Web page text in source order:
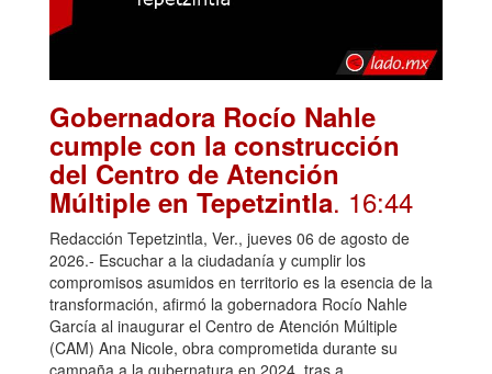
Gobernadora Rocío Nahle
cumple con la construcción
del Centro de Atención
Múltiple en Tepetzintla. 16:44
Redacción Tepetzintla, Ver., jueves 06 de agosto de
2026.- Escuchar a la ciudadanía y cumplir los
compromisos asumidos en territorio es la esencia de la
transformación, afirmó la gobernadora Rocío Nahle
García al inaugurar el Centro de Atención Múltiple
(CAM) Ana Nicole, obra comprometida durante su
campaña a la gubernatura en 2024, tras a